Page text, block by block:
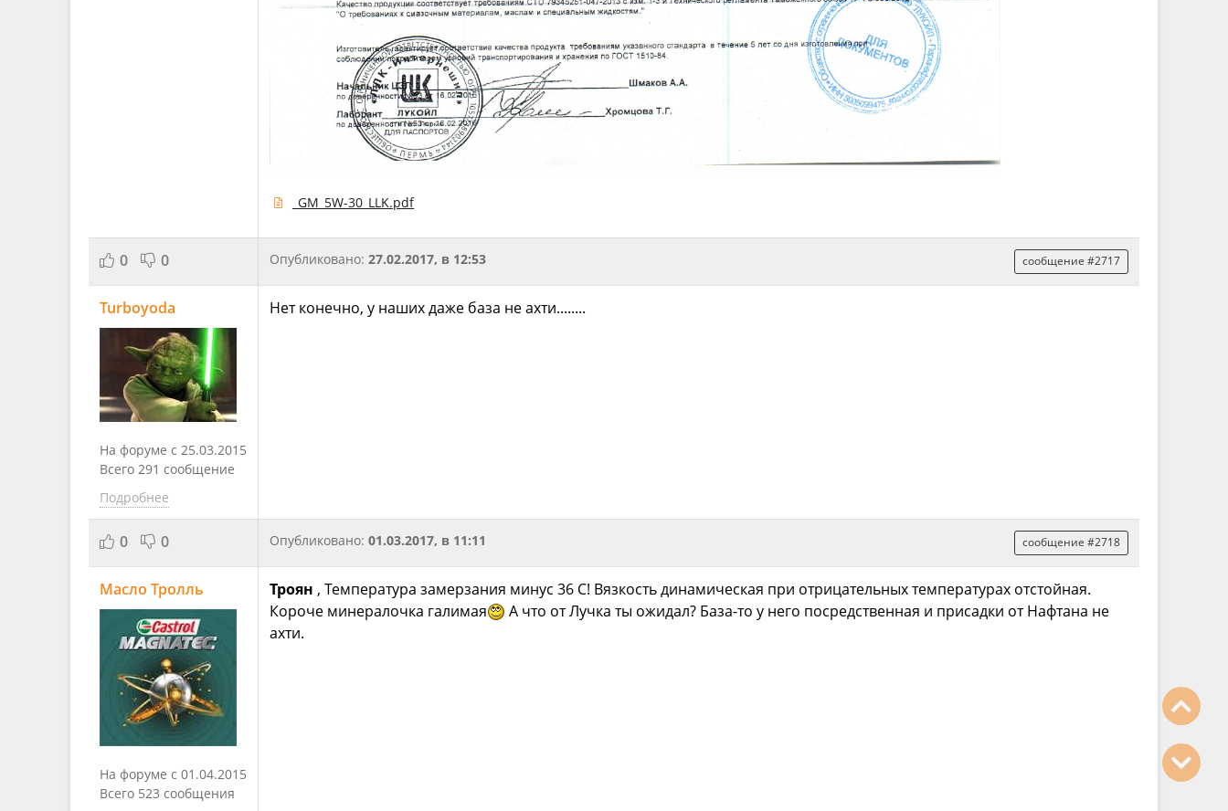
_GM_5W-30_LLK.pdf
0 0 Опубликовано: 27.02.2017, в 12:53 сообщение #2717
Turboyoda
На форуме с 25.03.2015
Всего 291 сообщение
Подробнее
Нет конечно, у наших даже база не ахти........
0 0 Опубликовано: 01.03.2017, в 11:11 сообщение #2718
Масло Тролль
На форуме с 01.04.2015
Всего 523 сообщения
Троян , Температура замерзания минус 36 С! Вязкость динамическая при отрицательных температурах отстойная.
Короче минералочка галимая
А что от Лучка ты ожидал? База-то у него посредственная и присадки от Нафтана не
ахти.